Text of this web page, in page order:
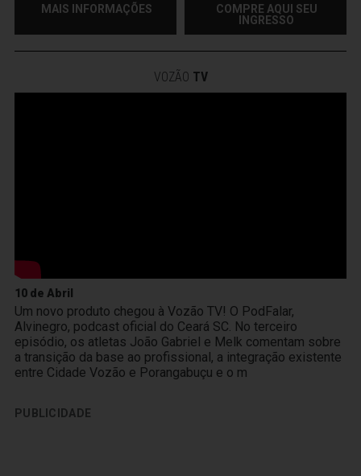
MAIS INFORMAÇÕES
COMPRE AQUI SEU
INGRESSO
VOZÃO TV
10 de Abril
Um novo produto chegou à Vozão TV! O PodFalar,
Alvinegro, podcast oficial do Ceará SC. No terceiro
episódio, os atletas João Gabriel e Melk comentam sobre
a transição da base ao profissional, a integração existente
entre Cidade Vozão e Porangabuçu e o m
PUBLICIDADE